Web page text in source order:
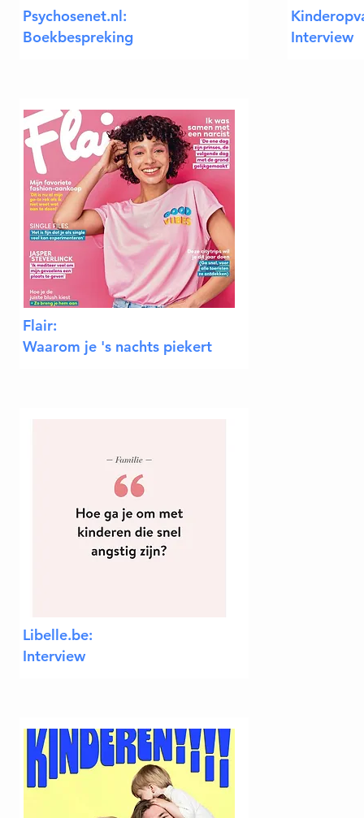
Psychosenet.nl:
Boekbespreking
Interview
Flair:
Waarom je 's nachts piekert
Libelle.be:
Interview